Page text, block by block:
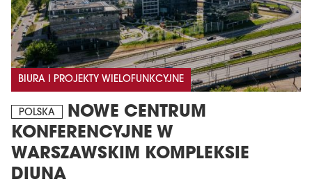
BIURA I PROJEKTY WIELOFUNKCYJNE
POLSKA
NOWE CENTRUM
KONFERENCYJNE W
WARSZAWSKIM KOMPLEKSIE
DIUNA